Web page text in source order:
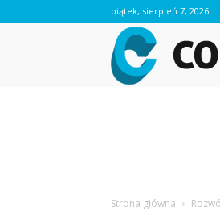
piątek, sierpień 7, 2026
Strona główna